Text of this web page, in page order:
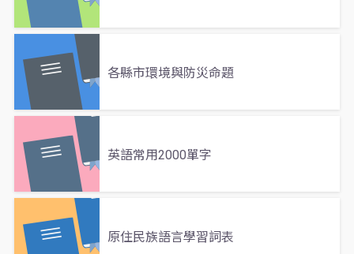
各縣市環境與防災命題
英語常用2000單字
原住民族語言學習詞表